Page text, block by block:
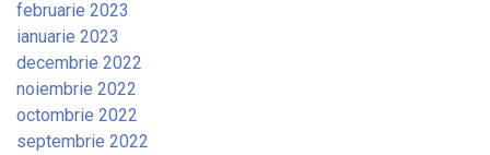
februarie 2023
ianuarie 2023
decembrie 2022
noiembrie 2022
octombrie 2022
septembrie 2022